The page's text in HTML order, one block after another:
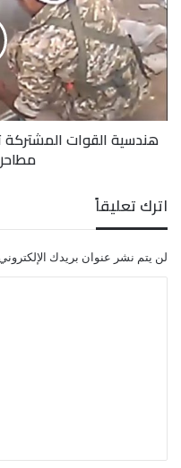
الرازح تحت قرابة سبع
وأوضح عمر، أن سيارات
من المانحين ويُستخدم
المشتركة
تنزع
وتفكك
شبكة
ألغام
حوثية
في
مطاحن
هندسية القوات
اترك تعليقاً
لن يتم نشر عنوان بريدك